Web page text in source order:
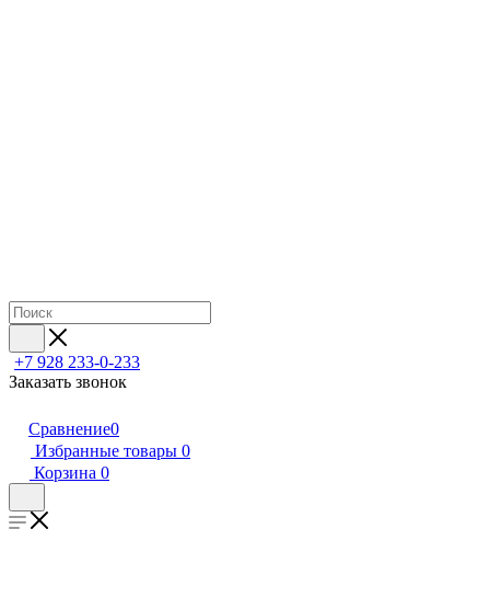
+7 928 233-0-233
Заказать звонок
Сравнение0
Избранные товары 0
Корзина 0